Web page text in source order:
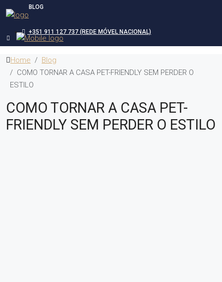
BLOG
+351 911 127 737 (REDE MÓVEL NACIONAL)
Home
Blog
COMO TORNAR A CASA PET-FRIENDLY SEM PERDER O
ESTILO
COMO TORNAR A CASA PET-
FRIENDLY SEM PERDER O ESTILO